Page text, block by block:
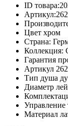
ID товара:
Артикул:
Цвет хром
Страна:
Коллекция:
Гарантия
Артикул
Тип душа
Диаметр
Управление
Материал